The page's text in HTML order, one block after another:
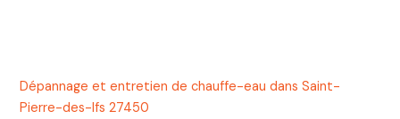
Dépannage et entretien de chauffe-eau dans Saint-
Pierre-des-Ifs 27450